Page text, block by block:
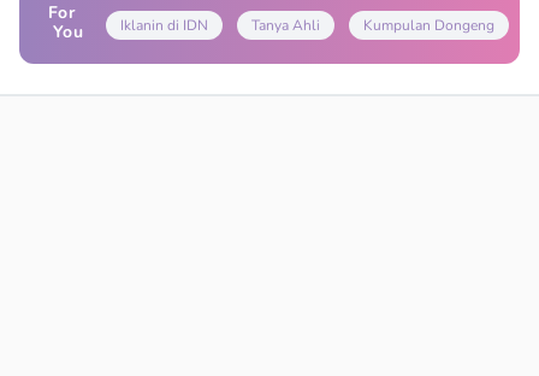
For
You
Iklanin di IDN Tanya Ahli Kumpulan Dongeng